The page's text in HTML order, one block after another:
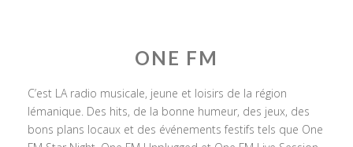
ONE FM
C’est LA radio musicale, jeune et loisirs de la région
lémanique. Des hits, de la bonne humeur, des jeux, des
bons plans locaux et des événements festifs tels que One